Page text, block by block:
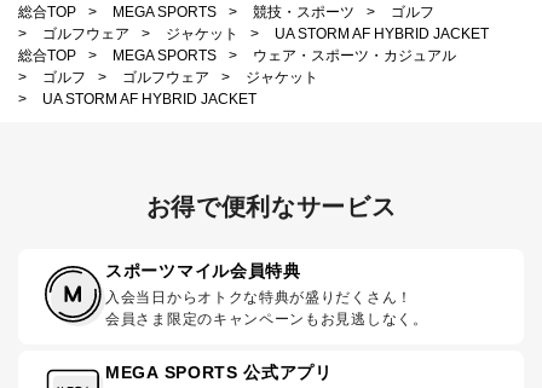
総合TOP
> MEGA SPORTS > 競技・スポーツ >
ゴルフ
>
ゴルフウェア > ジャケット >
UA STORM AF HYBRID JACKET
総合TOP
> MEGA SPORTS >
ウェア・スポーツ・カジュアル
>
ゴルフ > ゴルフウェア >
ジャケット
>
UA STORM AF HYBRID JACKET
お得で便利なサービス
スポーツマイル会員特典
入会当日からオトクな特典が盛りだくさん！
会員さま限定のキャンペーンもお見逃しなく。
MEGA SPORTS 公式アプリ